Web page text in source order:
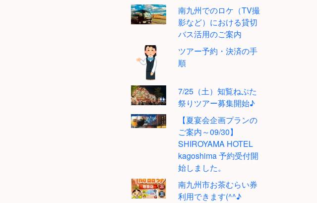
南九州でのロケ（TV撮
影など）における貸切
バス活用のご案内
ツアー予約・決済の手
順
7/25（土）知覧ねぷた
祭りツアー募集開始♪
【夏宴会企画プランの
ご案内～09/30】
SHIROYAMA HOTEL
kagoshima 予約受付開
始しました。
南九州市お茶むらい券
利用できます(^^♪